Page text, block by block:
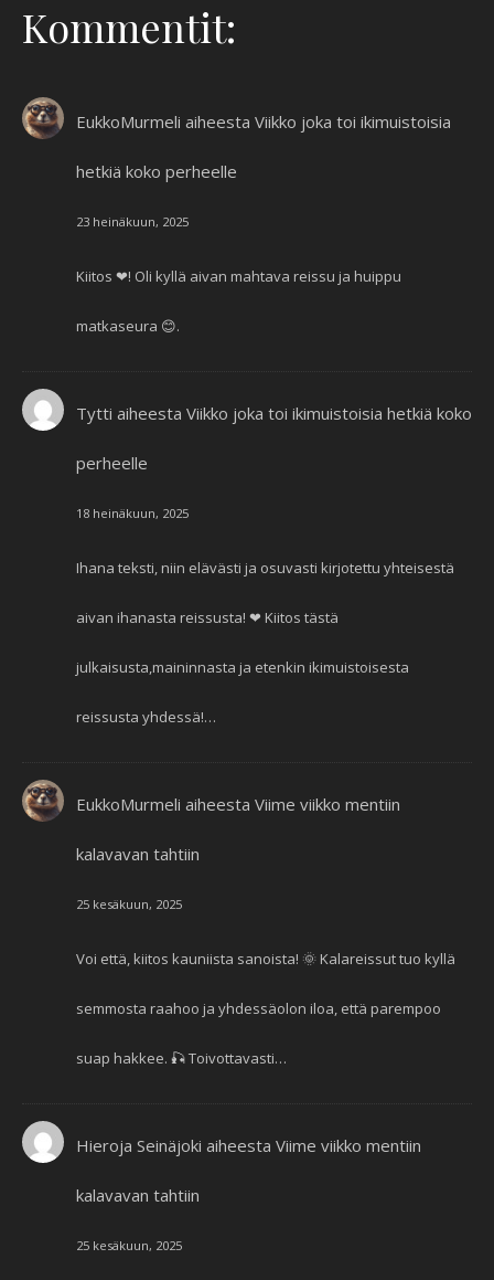
Kommentit:
EukkoMurmeli aiheesta Viikko joka toi ikimuistoisia
hetkiä koko perheelle
23 heinäkuun, 2025
Kiitos ❤! Oli kyllä aivan mahtava reissu ja huippu
matkaseura 😊.
Tytti aiheesta Viikko joka toi ikimuistoisia hetkiä koko
perheelle
18 heinäkuun, 2025
Ihana teksti, niin elävästi ja osuvasti kirjotettu yhteisestä
aivan ihanasta reissusta! ❤ Kiitos tästä
julkaisusta,maininnasta ja etenkin ikimuistoisesta
reissusta yhdessä!…
EukkoMurmeli aiheesta Viime viikko mentiin
kalavavan tahtiin
25 kesäkuun, 2025
Voi että, kiitos kauniista sanoista! 🌞 Kalareissut tuo kyllä
semmosta raahoo ja yhdessäolon iloa, että parempoo
suap hakkee. 🎣 Toivottavasti…
Hieroja Seinäjoki aiheesta Viime viikko mentiin
kalavavan tahtiin
25 kesäkuun, 2025